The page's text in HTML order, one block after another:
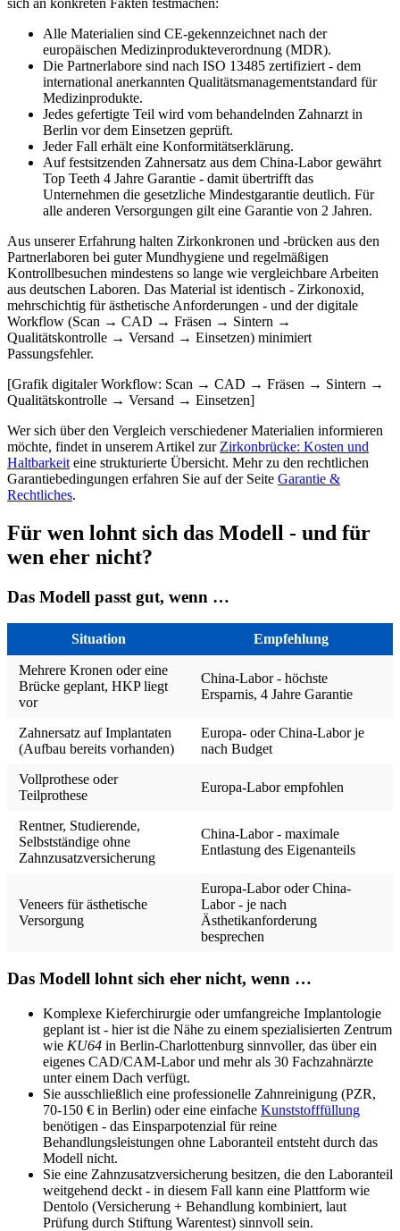
Alle Materialien sind CE-gekennzeichnet nach der
europäischen Medizinprodukteverordnung (MDR).
Die Partnerlabore sind nach ISO 13485 zertifiziert - dem
international anerkannten Qualitätsmanagementstandard für
Medizinprodukte.
Jedes gefertigte Teil wird vom behandelnden Zahnarzt in
Berlin vor dem Einsetzen geprüft.
Jeder Fall erhält eine Konformitätserklärung.
Auf festsitzenden Zahnersatz aus dem China-Labor gewährt
Top Teeth 4 Jahre Garantie - damit übertrifft das
Unternehmen die gesetzliche Mindestgarantie deutlich. Für
alle anderen Versorgungen gilt eine Garantie von 2 Jahren.
Aus unserer Erfahrung halten Zirkonkronen und -brücken aus den
Partnerlaboren bei guter Mundhygiene und regelmäßigen
Kontrollbesuchen mindestens so lange wie vergleichbare Arbeiten
aus deutschen Laboren. Das Material ist identisch - Zirkonoxid,
mehrschichtig für ästhetische Anforderungen - und der digitale
Workflow (Scan → CAD → Fräsen → Sintern →
Qualitätskontrolle → Versand → Einsetzen) minimiert
Passungsfehler.
[Grafik digitaler Workflow: Scan → CAD → Fräsen → Sintern →
Qualitätskontrolle → Versand → Einsetzen]
Wer sich über den Vergleich verschiedener Materialien informieren
möchte, findet in unserem Artikel zur Zirkonbrücke: Kosten und
Haltbarkeit eine strukturierte Übersicht. Mehr zu den rechtlichen
Garantiebedingungen erfahren Sie auf der Seite Garantie &
Rechtliches.
Für wen lohnt sich das Modell - und für
wen eher nicht?
Das Modell passt gut, wenn …
Situation Empfehlung
Mehrere Kronen oder eine
Brücke geplant, HKP liegt
vor
China-Labor - höchste
Ersparnis, 4 Jahre Garantie
Zahnersatz auf Implantaten
(Aufbau bereits vorhanden)
Europa- oder China-Labor je
nach Budget
Vollprothese oder
Teilprothese
Europa-Labor empfohlen
Rentner, Studierende,
Selbstständige ohne
Zahnzusatzversicherung
China-Labor - maximale
Entlastung des Eigenanteils
Veneers für ästhetische
Versorgung
Europa-Labor oder China-
Labor - je nach
Ästhetikanforderung
besprechen
Das Modell lohnt sich eher nicht, wenn …
Komplexe Kieferchirurgie oder umfangreiche Implantologie
geplant ist - hier ist die Nähe zu einem spezialisierten Zentrum
wie KU64 in Berlin-Charlottenburg sinnvoller, das über ein
eigenes CAD/CAM-Labor und mehr als 30 Fachzahnärzte
unter einem Dach verfügt.
Sie ausschließlich eine professionelle Zahnreinigung (PZR,
70-150 € in Berlin) oder eine einfache Kunststofffüllung
benötigen - das Einsparpotenzial für reine
Behandlungsleistungen ohne Laboranteil entsteht durch das
Modell nicht.
Sie eine Zahnzusatzversicherung besitzen, die den Laboranteil
weitgehend deckt - in diesem Fall kann eine Plattform wie
Dentolo (Versicherung + Behandlung kombiniert, laut
Prüfung durch Stiftung Warentest) sinnvoll sein.